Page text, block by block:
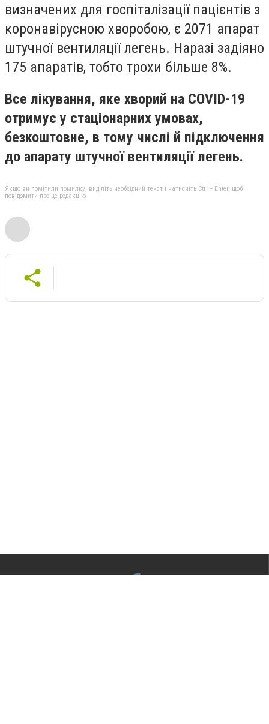
визначених для госпіталізації пацієнтів з
коронавірусною хворобою, є 2071 апарат
штучної вентиляції легень. Наразі задіяно
175 апаратів, тобто трохи більше 8%.
Все лікування, яке хворий на COVID-19
отримує у стаціонарних умовах,
безкоштовне, в тому числі й підключення
до апарату штучної вентиляції легень.
Якщо ви помітили помилку, виділіть необхідний текст і натисніть Ctrl + Enter, щоб
повідомити про це редакцію